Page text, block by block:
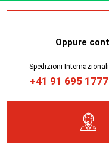
Oppure
Spedizioni Internazionali
+41 91 695 1777